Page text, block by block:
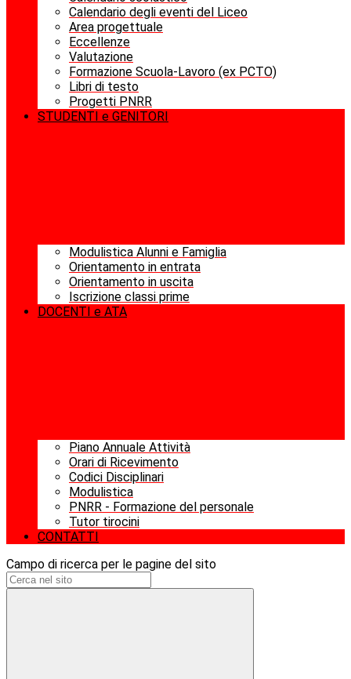
Calendario degli eventi del Liceo
Area progettuale
Eccellenze
Valutazione
Formazione Scuola-Lavoro (ex PCTO)
Libri di testo
Progetti PNRR
STUDENTI e GENITORI
Modulistica Alunni e Famiglia
Orientamento in entrata
Orientamento in uscita
Iscrizione classi prime
DOCENTI e ATA
Piano Annuale Attività
Orari di Ricevimento
Codici Disciplinari
Modulistica
PNRR - Formazione del personale
Tutor tirocini
CONTATTI
Campo di ricerca per le pagine del sito